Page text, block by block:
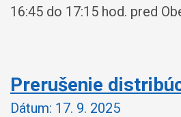
16:45 do 17:15 hod. pred
Prerušenie
Dátum: 17. 9. 2025